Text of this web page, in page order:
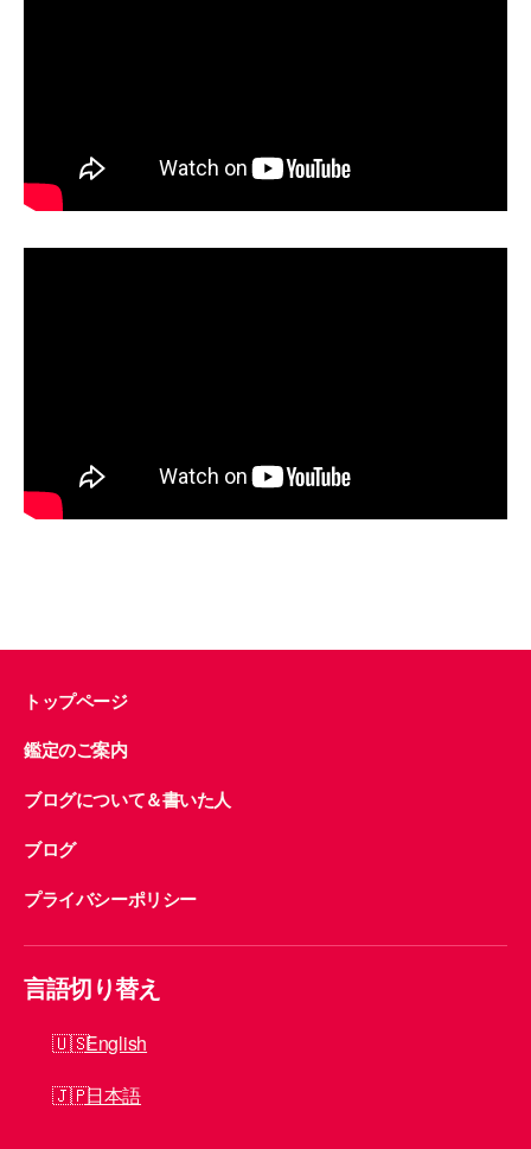
トップページ
鑑定のご案内
ブログについて＆書いた人
ブログ
プライバシーポリシー
言語切り替え
English
日本語